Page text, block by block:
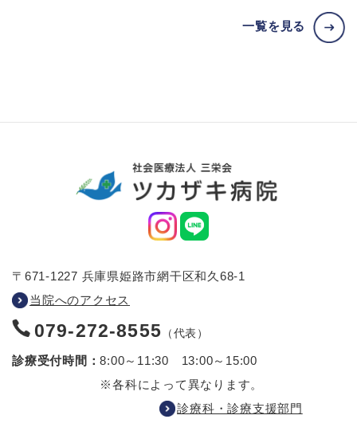
一覧を見る
〒671-1227 兵庫県姫路市網干区和久68-1
当院へのアクセス
079-272-8555 （代表）
診療受付時間：8:00～11:30 13:00～15:00
※各科によって異なります。
診療科・診療支援部門